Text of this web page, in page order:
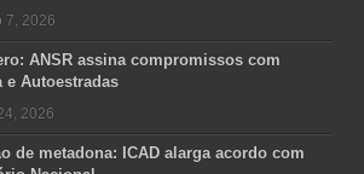
7, 2026
ANSR assina compromissos com
e Autoestradas
2026
de metadona: ICAD alarga acordo com